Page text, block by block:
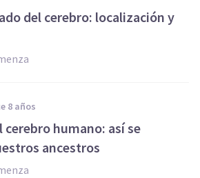
del cerebro: localización y
8 años
cerebro humano: así se
ancestros